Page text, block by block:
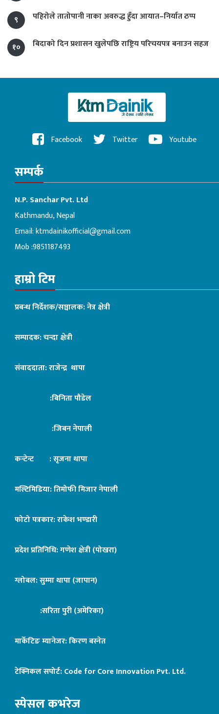
९ पहिरोले तातोपानी नाका अवरुद्ध हुँदा आयात–निर्यात ठप्प
१० बिदाको दिन प्रशासन खुलेपछि राष्ट्रिय परिचयपत्र बनाउन सहज
Facebook Twitter Youtube
सम्पर्क
N.P. Sanchar Pvt. Ltd
Kathmandu, Nepal
Email:ktmdainikofficial@gmail.com
Mob :9851187493
हाम्रो टिम
प्रबन्ध निर्देशक/सञ्चालक: नेत्र क्षेत्री
सम्पादक: चन्दा क्षेत्री
संवाददाता: राजेन्द्र थापा
:बिनिता पौडेल
:जिबन नेपाली
कन्टेन्ट : सृजना थापा
मल्टिमिडिया: तिमोफी मिजार नेपाली
फोटो पत्रकार: राकेश भण्डारी
प्रदेश प्रतिनिधि: गणेश क्षेत्री (पोखरा)
ग्लोबल: सुम्मा थापा (जापान)
:सरिता पुरी (अमेरिका)
मार्केटिङ म्यानेजर: किरण बस्नेत
टेक्निकल सपोर्ट:Code for Core Innovation Pvt. Ltd.
स्पेसल कभरेज